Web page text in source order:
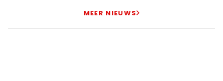
MEER NIEUWS